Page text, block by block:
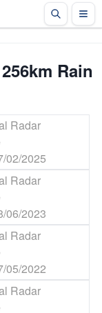
Rain
02/2025
06/2023
05/2022